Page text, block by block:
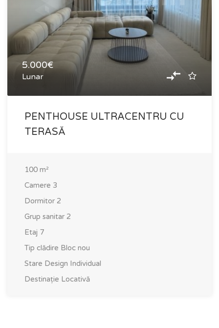
5.000€
Lunar
PENTHOUSE ULTRACENTRU CU
TERASĂ
100 m²
Camere 3
Dormitor 2
Grup sanitar 2
Etaj 7
Tip clădire Bloc nou
Stare Design Individual
Destinație Locativă